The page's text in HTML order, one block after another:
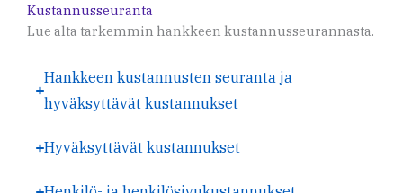
Kustannusseuranta
Lue alta tarkemmin hankkeen kustannusseurannasta.
Hankkeen kustannusten seuranta ja
hyväksyttävät kustannukset
Hyväksyttävät kustannukset